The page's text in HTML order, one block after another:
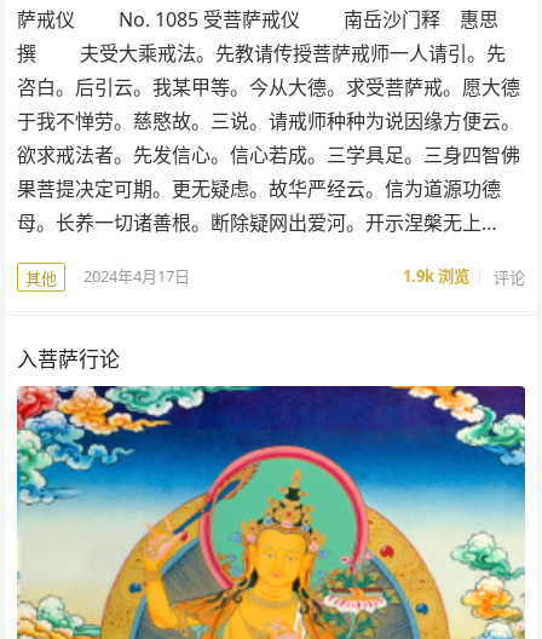
萨戒仪 No. 1085 受菩萨戒仪 南岳沙门释 惠思
撰 夫受大乘戒法。先教请传授菩萨戒师一人请引。先
咨白。后引云。我某甲等。今从大德。求受菩萨戒。愿大德
于我不惮劳。慈愍故。三说。请戒师种种为说因缘方便云。
欲求戒法者。先发信心。信心若成。三学具足。三身四智佛
果菩提决定可期。更无疑虑。故华严经云。信为道源功德
母。长养一切诸善根。断除疑网出爱河。开示涅槃无上…
其他 2024年4月17日 1.9k浏览 评论
入菩萨行论